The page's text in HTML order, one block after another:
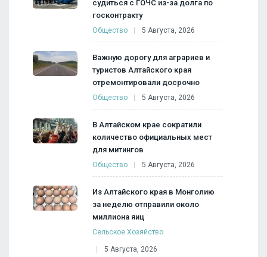
судиться с ГОЧС из-за долга по
госконтракту
Общество 5 Августа, 2026
Важную дорогу для аграриев и
туристов Алтайского края
отремонтировали досрочно
Общество 5 Августа, 2026
В Алтайском крае сократили
количество официальных мест
для митингов
Общество 5 Августа, 2026
Из Алтайского края в Монголию
за неделю отправили около
миллиона яиц
Сельское Хозяйство
5 Августа, 2026